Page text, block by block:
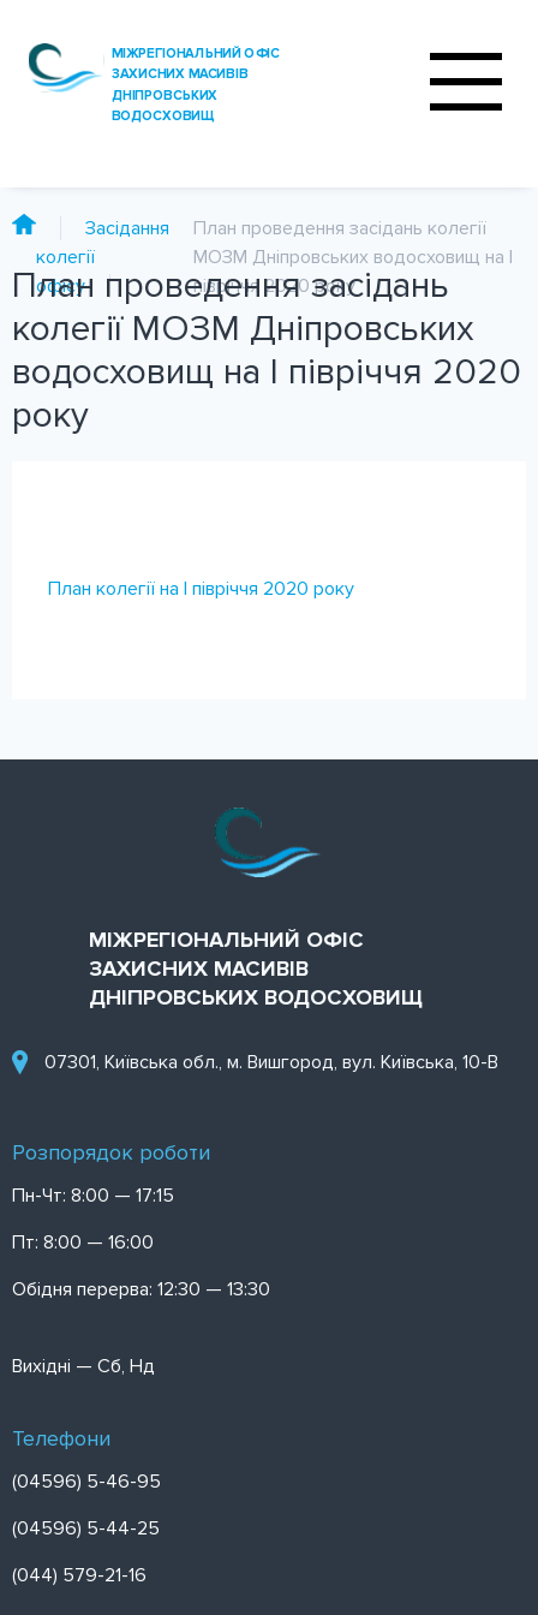
ПРО ОФІС
ДІЯЛЬНІСТЬ
Засідання
колегії
офісу
План проведення засідань колегії
МОЗМ Дніпровських водосховищ на I
півріччя 2020 року
План проведення засідань
колегії МОЗМ Дніпровських
водосховищ на I півріччя 2020
року
План колегії на І півріччя 2020 року
МІЖРЕГІОНАЛЬНИЙ ОФІС
ЗАХИСНИХ МАСИВІВ
ДНІПРОВСЬКИХ ВОДОСХОВИЩ
07301, Київська обл., м. Вишгород, вул. Київська, 10-В
Розпорядок роботи
Пн-Чт: 8:00 — 17:15
Пт: 8:00 — 16:00
Обідня перерва: 12:30 — 13:30
Вихідні — Сб, Нд
Телефони
(04596) 5-46-95
(04596) 5-44-25
(044) 579-21-16